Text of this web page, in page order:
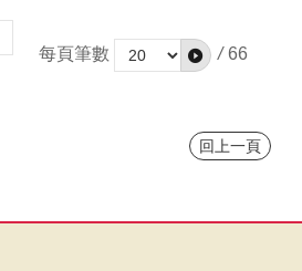
每頁筆數
/ 66
回上一頁